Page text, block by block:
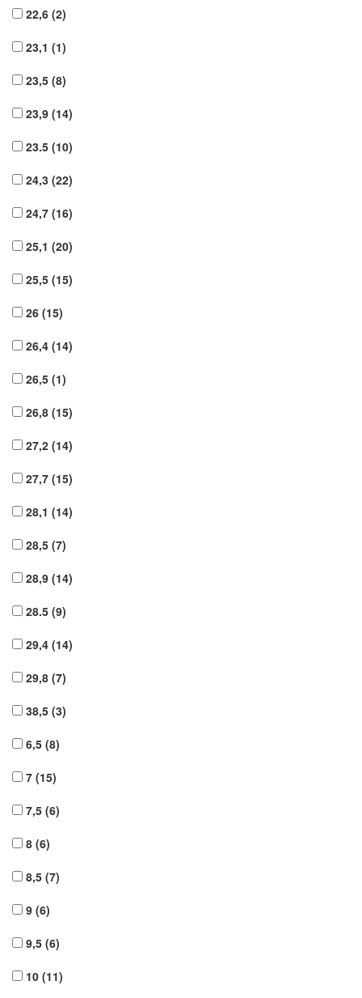
22,6 (2)
23,1 (1)
23,5 (8)
23,9 (14)
23.5 (10)
24,3 (22)
24,7 (16)
25,1 (20)
25,5 (15)
26 (15)
26,4 (14)
26,5 (1)
26,8 (15)
27,2 (14)
27,7 (15)
28,1 (14)
28,5 (7)
28,9 (14)
28.5 (9)
29,4 (14)
29,8 (7)
38,5 (3)
6,5 (8)
7 (15)
7,5 (6)
8 (6)
8,5 (7)
9 (6)
9,5 (6)
10 (11)